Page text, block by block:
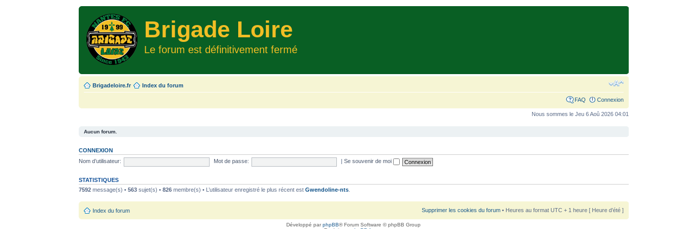
Brigade Loire
Le forum est définitivement fermé
Brigadeloire.fr Index du forum
FAQ Connexion
Nous sommes le Jeu 6 Aoû 2026 04:01
Aucun forum.
CONNEXION
Nom d’utilisateur:
Mot de passe: Se souvenir de moi
STATISTIQUES
7592 message(s) •563 sujet(s) •826 membre(s) • L’utilisateur enregistré le plus récent estGwendoline-nts
Index du forum Supprimer les cookies du forum• Heures au format UTC + 1 heure [ Heure d’été ]
Développé parphpBB® Forum Software © phpBB Group